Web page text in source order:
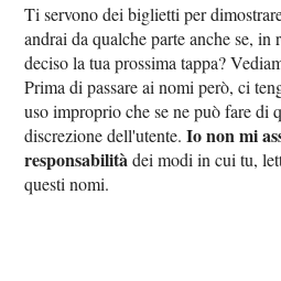
Ti servono dei biglietti per
andrai da qualche parte anche se, in
deciso la tua prossima tappa?
Prima di passare ai nomi però, ci
uso improprio che se ne può fare di
discrezione dell'utente.Io non mi
responsabilitàdei modi in cui tu,
questi nomi.